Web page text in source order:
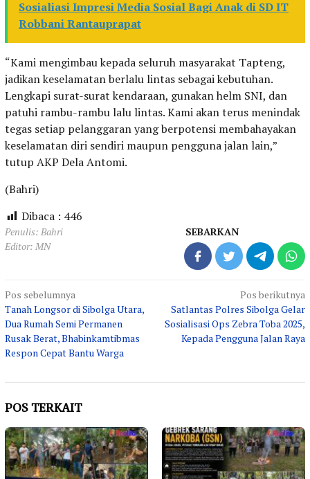
Sosialiasi Impresi Media Sosial Bagi Anak di SD IT
Robbani Rantauprapat
“Kami mengimbau kepada seluruh masyarakat Tapteng,
jadikan keselamatan berlalu lintas sebagai kebutuhan.
Lengkapi surat-surat kendaraan, gunakan helm SNI, dan
patuhi rambu-rambu lalu lintas. Kami akan terus menindak
tegas setiap pelanggaran yang berpotensi membahayakan
keselamatan diri sendiri maupun pengguna jalan lain,”
tutup AKP Dela Antomi.
(Bahri)
Dibaca : 446
Penulis: Bahri
Editor: MN
SEBARKAN
Navigasi
pos
Pos sebelumnya
Tanah Longsor di Sibolga Utara,
Dua Rumah Semi Permanen
Rusak Berat, Bhabinkamtibmas
Respon Cepat Bantu Warga
Pos berikutnya
Satlantas Polres Sibolga Gelar
Sosialisasi Ops Zebra Toba 2025,
Kepada Pengguna Jalan Raya
POS TERKAIT